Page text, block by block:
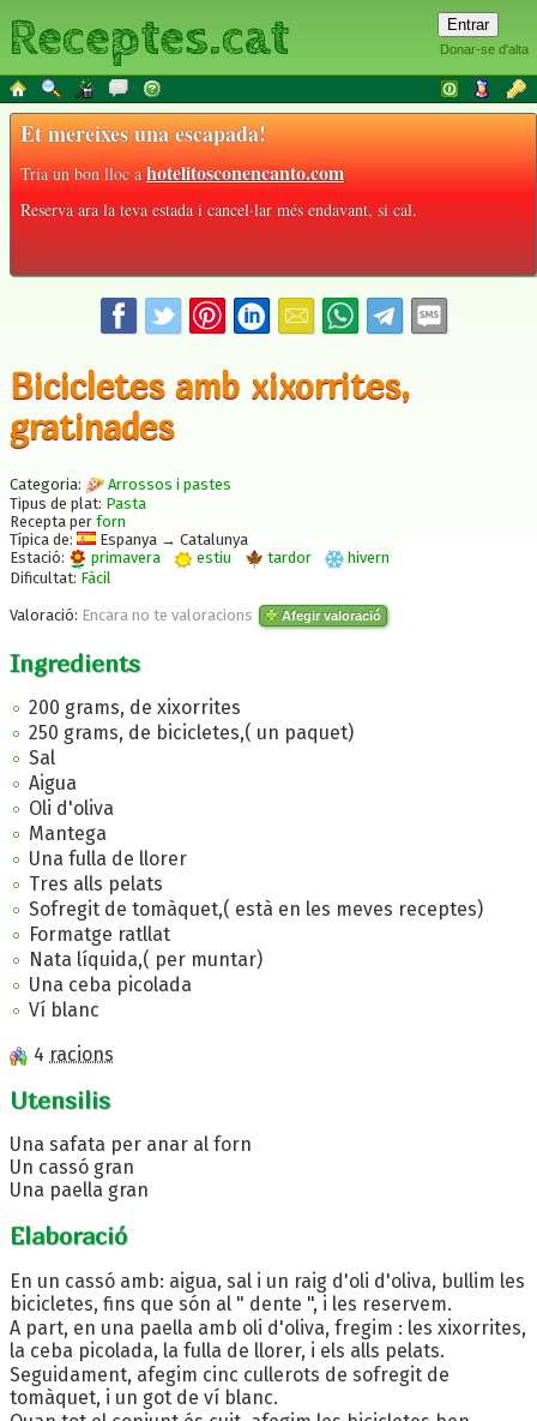
Donar-se d'alta
Receptes.cat
Et mereixes una escapada!
Tria un bon lloc ahotelitosconencanto.com
Reserva ara la teva estada i cancel·lar més endavant, si cal.
Bicicletes amb xixorrites,
gratinades
Categoria:
Arrossos i pastes
Tipus de plat: Pasta
Recepta per forn
Típica de:
Espanya → Catalunya
Estació:
primavera estiu tardor
hivern
Dificultat: Fàcil
Valoració: Encara no te valoracions Afegir valoració
Ingredients
200 grams, de xixorrites
250 grams, de bicicletes,( un paquet)
Sal
Aigua
Oli d'oliva
Mantega
Una fulla de llorer
Tres alls pelats
Sofregit de tomàquet,( està en les meves receptes)
Formatge ratllat
Nata líquida,( per muntar)
Una ceba picolada
Ví blanc
4 racions
Utensilis
Una safata per anar al forn
Un cassó gran
Una paella gran
Elaboració
En un cassó amb: aigua, sal i un raig d'oli d'oliva, bullim les
bicicletes, fins que són al " dente ", i les reservem.
A part, en una paella amb oli d'oliva, fregim : les xixorrites,
la ceba picolada, la fulla de llorer, i els alls pelats.
Seguidament, afegim cinc cullerots de sofregit de
tomàquet, i un got de ví blanc.